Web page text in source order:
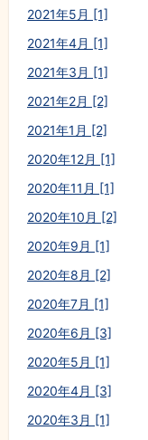
2021年5月 [1]
2021年4月 [1]
2021年3月 [1]
2021年2月 [2]
2021年1月 [2]
2020年12月 [1]
2020年11月 [1]
2020年10月 [2]
2020年9月 [1]
2020年8月 [2]
2020年7月 [1]
2020年6月 [3]
2020年5月 [1]
2020年4月 [3]
2020年3月 [1]